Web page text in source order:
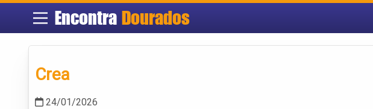
Encontra Dourados
Crea
24/01/2026